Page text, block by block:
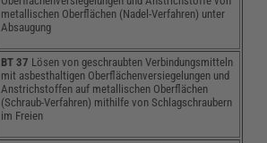
metallischen Oberflächen (Nadel-Verfahren) unter
Absaugung
BT 37 Lösen von geschraubten Verbindungsmitteln
mit asbesthaltigen Oberflächenversiegelungen und
Anstrichstoffen auf metallischen Oberflächen
(Schraub-Verfahren) mithilfe von Schlagschraubern
im Freien